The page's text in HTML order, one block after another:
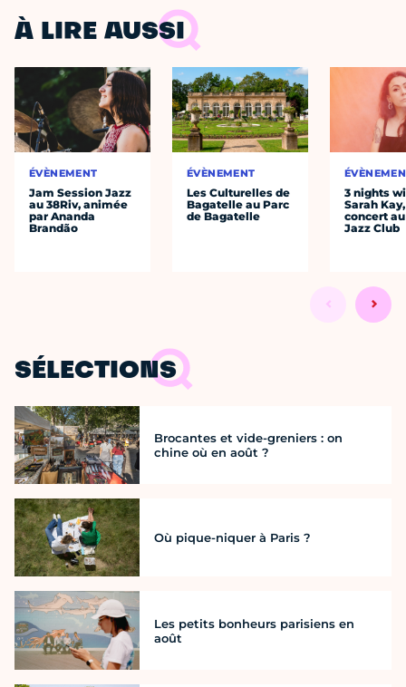
À LIRE AUSSI
ÉVÈNEMENT
Jam Session Jazz
au 38Riv, animée
par Ananda
Brandão
ÉVÈNEMENT
Les Culturelles de
Bagatelle au Parc
de Bagatelle
3 nights
Sarah
concert
Jazz Club
SÉLECTIONS
Brocantes et vide-greniers : on
chine où en août ?
Où pique-niquer à Paris ?
Les petits bonheurs parisiens en
août